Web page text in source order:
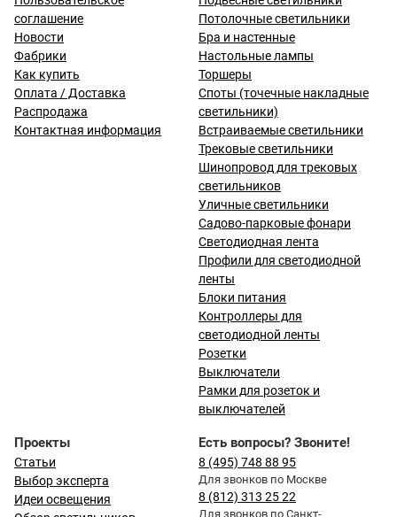
соглашение
Новости
Фабрики
Как купить
Оплата / Доставка
Распродажа
Контактная информация
Потолочные светильники
Бра и настенные
Настольные лампы
Торшеры
Споты (точечные накладные
светильники)
Встраиваемые светильники
Трековые светильники
Шинопровод для трековых
светильников
Уличные светильники
Садово-парковые фонари
Светодиодная лента
Профили для светодиодной
ленты
Блоки питания
Контроллеры для
светодиодной ленты
Розетки
Выключатели
Рамки для розеток и
выключателей
Проекты
Статьи
Выбор эксперта
Идеи освещения
Есть вопросы? Звоните!
8 (495) 748 88 95
Для звонков по Москве
8 (812) 313 25 22
Для звонков по Санкт-